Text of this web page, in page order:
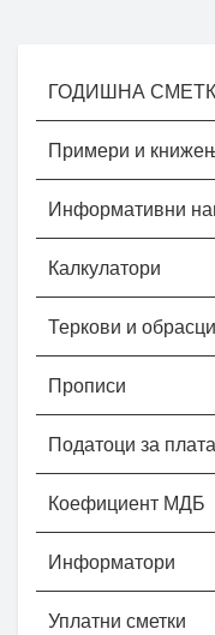
ГОДИШНА
Примери и
Информативни
Калкулатори
Теркови и обрасци
Прописи
Податоци за плата
Коефициент МДБ
Информатори
Уплатни сметки